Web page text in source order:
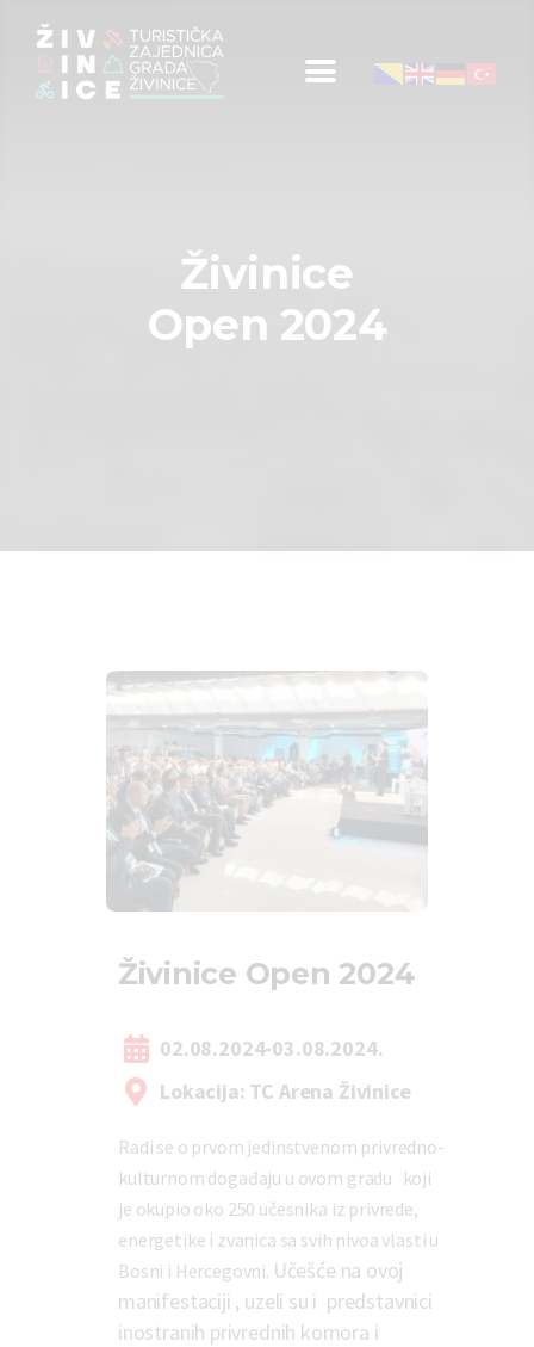
Živinice
Open 2024
Događaji
Mapa
Kontakt
Živinice Open 2024
02.08.2024-03.08.2024.
Lokacija: TC Arena Živinice
Radi se o prvom jedinstvenom privredno-
kulturnom događaju u ovom gradu koji
je okupio oko 250 učesnika iz privrede,
energetike i zvanica sa svih nivoa vlasti u
Bosni i Hercegovni. Učešće na ovoj
manifestaciji , uzeli su i predstavnici
inostranih privrednih komora i